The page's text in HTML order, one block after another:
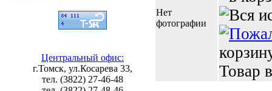
Центральный офис:
г.Томск, ул.Косарева 33,
тел. (3822) 27-46-48
Нет
фотографии
Товар